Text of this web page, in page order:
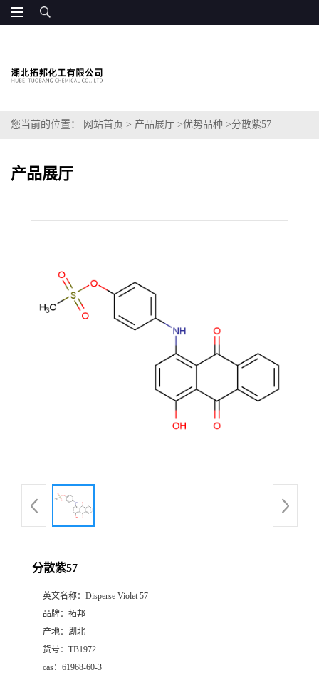
您当前的位置： 网站首页 > 产品展厅 >优势品种 >分散紫57
产品展厅
分散紫57
英文名称： Disperse Violet 57
品牌： 拓邦
产地： 湖北
货号： TB1972
cas： 61968-60-3